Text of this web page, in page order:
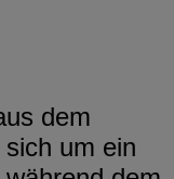
dem
um ein